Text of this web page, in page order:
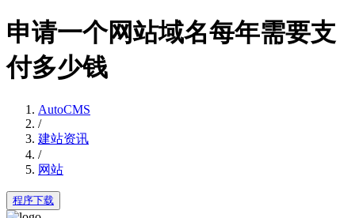
申请一个网站域名每年需要支
付多少钱
AutoCMS
/
建站资讯
/
网站
程序下载